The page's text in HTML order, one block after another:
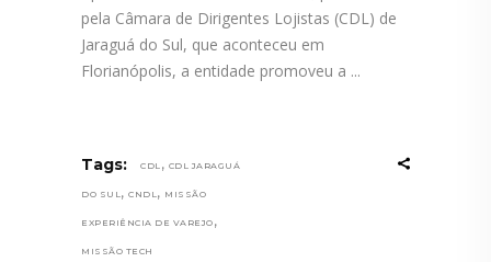
pela Câmara de Dirigentes Lojistas (CDL) de
Jaraguá do Sul, que aconteceu em
Florianópolis, a entidade promoveu a
Tags: CDL , CDL JARAGUÁ
DO SUL , CNDL , MISSÃO
EXPERIÊNCIA DE VAREJO ,
MISSÃO TECH